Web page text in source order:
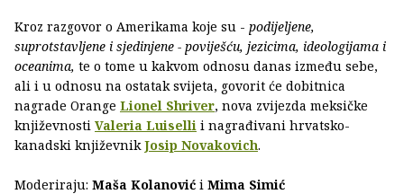
Kroz razgovor o Amerikama koje su - podijeljene,
suprotstavljene i sjedinjene - poviješću, jezicima, ideologijama i
oceanima, te o tome u kakvom odnosu danas između sebe,
ali i u odnosu na ostatak svijeta, govorit će dobitnica
nagrade Orange Lionel Shriver, nova zvijezda meksičke
književnosti Valeria Luiselli i nagrađivani hrvatsko-
kanadski književnikJosip Novakovich.
Moderiraju: Maša Kolanović i Mima Simić